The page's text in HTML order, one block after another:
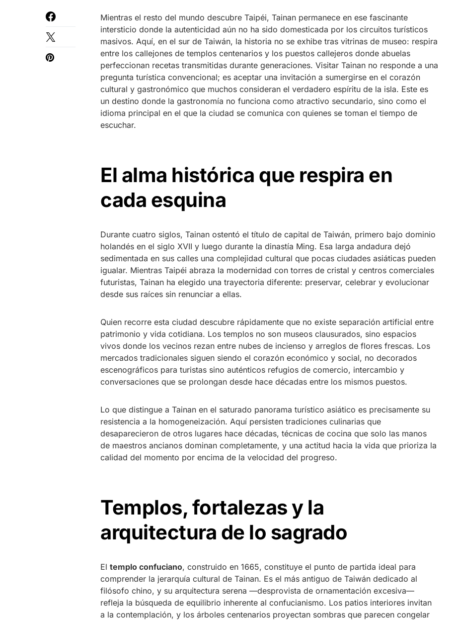
Mientras el resto del mundo descubre Taipéi, Tainan permanece en ese fascinante
intersticio donde la autenticidad aún no ha sido domesticada por los circuitos turísticos
masivos. Aquí, en el sur de Taiwán, la historia no se exhibe tras vitrinas de museo: respira
entre los callejones de templos centenarios y los puestos callejeros donde abuelas
perfeccionan recetas transmitidas durante generaciones. Visitar Tainan no responde a una
pregunta turística convencional; es aceptar una invitación a sumergirse en el corazón
cultural y gastronómico que muchos consideran el verdadero espíritu de la isla. Este es
un destino donde la gastronomía no funciona como atractivo secundario, sino como el
idioma principal en el que la ciudad se comunica con quienes se toman el tiempo de
escuchar.
El alma histórica que respira en
cada esquina
Durante cuatro siglos, Tainan ostentó el título de capital de Taiwán, primero bajo dominio
holandés en el siglo XVII y luego durante la dinastía Ming. Esa larga andadura dejó
sedimentada en sus calles una complejidad cultural que pocas ciudades asiáticas pueden
igualar. Mientras Taipéi abraza la modernidad con torres de cristal y centros comerciales
futuristas, Tainan ha elegido una trayectoria diferente: preservar, celebrar y evolucionar
desde sus raíces sin renunciar a ellas.
Quien recorre esta ciudad descubre rápidamente que no existe separación artificial entre
patrimonio y vida cotidiana. Los templos no son museos clausurados, sino espacios
vivos donde los vecinos rezan entre nubes de incienso y arreglos de flores frescas. Los
mercados tradicionales siguen siendo el corazón económico y social, no decorados
escenográficos para turistas sino auténticos refugios de comercio, intercambio y
conversaciones que se prolongan desde hace décadas entre los mismos puestos.
Lo que distingue a Tainan en el saturado panorama turístico asiático es precisamente su
resistencia a la homogeneización. Aquí persisten tradiciones culinarias que
desaparecieron de otros lugares hace décadas, técnicas de cocina que solo las manos
de maestros ancianos dominan completamente, y una actitud hacia la vida que prioriza la
calidad del momento por encima de la velocidad del progreso.
Templos, fortalezas y la
arquitectura de lo sagrado
El templo confuciano, construido en 1665, constituye el punto de partida ideal para
comprender la jerarquía cultural de Tainan. Es el más antiguo de Taiwán dedicado al
filósofo chino, y su arquitectura serena —desprovista de ornamentación excesiva—
refleja la búsqueda de equilibrio inherente al confucianismo. Los patios interiores invitan
a la contemplación, y los árboles centenarios proyectan sombras que parecen congelar